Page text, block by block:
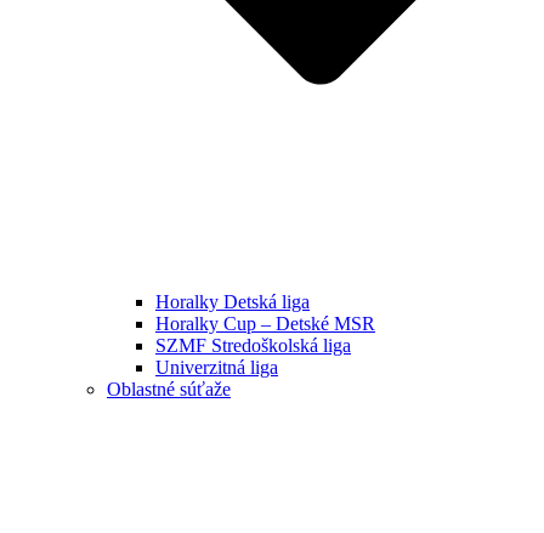
Horalky Detská liga
Horalky Cup – Detské MSR
SZMF Stredoškolská liga
Univerzitná liga
Oblastné súťaže